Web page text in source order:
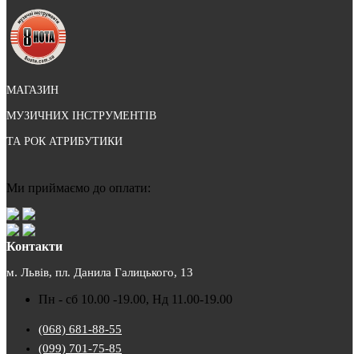
МАГАЗИН
МУЗИЧНИХ ІНСТРУМЕНТІВ
ТА РОК АТРИБУТИКИ
Ми приймаємо до оплати:
Контакти
м. Львів, пл. Данила Галицького, 13
Пн - сб 10.00 -19.00, Нд 11.00-19.00
(068) 681-88-55
(099) 701-75-85